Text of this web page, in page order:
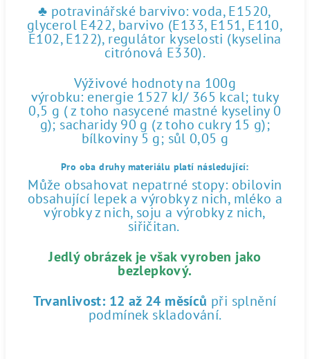
♣ potravinářské barvivo: voda, E1520,
glycerol E422, barvivo (E133, E151, E110,
E102, E122), regulátor kyselosti (kyselina
citrónová E330).
Výživové hodnoty na 100g
výrobku: energie 1527 kJ/ 365 kcal; tuky
0,5 g ( z toho nasycené mastné kyseliny 0
g); sacharidy 90 g (z toho cukry 15 g);
bílkoviny 5 g; sůl 0,05 g
Pro oba druhy materiálu platí následující:
Může obsahovat nepatrné stopy: obilovin
obsahující lepek a výrobky z nich, mléko a
výrobky z nich, soju a výrobky z nich,
siřičitan.
Jedlý obrázek je však vyroben jako
bezlepkový.
Trvanlivost: 12 až 24 měsíců při splnění
podmínek skladování.